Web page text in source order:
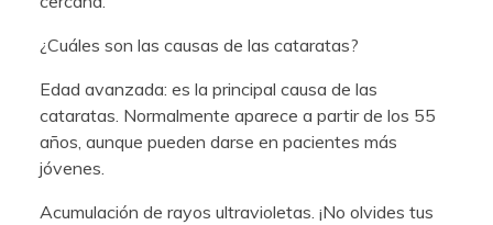
¿Cuáles son las causas de las cataratas?
Edad avanzada: es la principal causa de las
cataratas. Normalmente aparece a partir de los 55
años, aunque pueden darse en pacientes más
jóvenes.
Acumulación de rayos ultravioletas. ¡No olvides tus